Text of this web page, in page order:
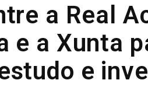
a Real
e a Xunta
e